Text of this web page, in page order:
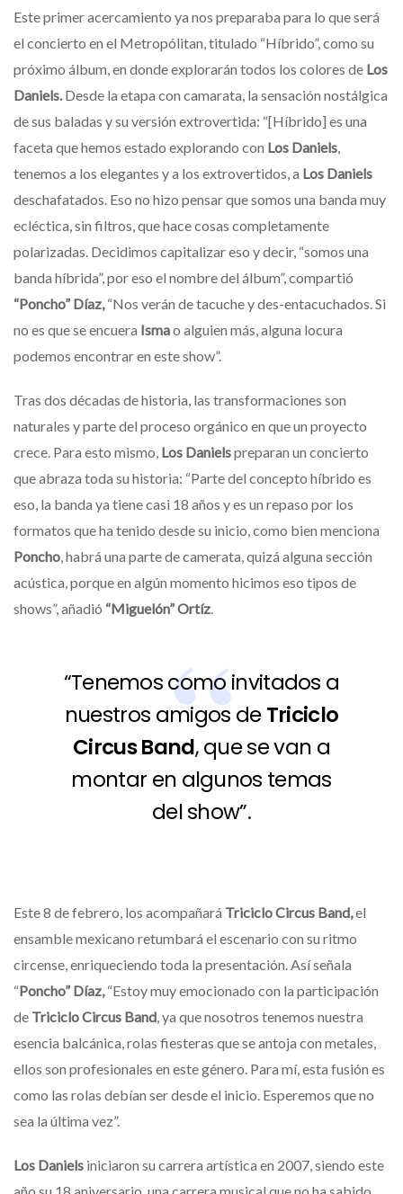
Este primer acercamiento ya nos preparaba para lo que será
el concierto en el Metropólitan, titulado “Híbrido”, como su
próximo álbum, en donde explorarán todos los colores de Los
Daniels.Desde la etapa con camarata, la sensación nostálgica
de sus baladas y su versión extrovertida: “[Híbrido] es una
faceta que hemos estado explorando con Los Daniels,
tenemos a los elegantes y a los extrovertidos, a Los Daniels
deschafatados. Eso no hizo pensar que somos una banda muy
ecléctica, sin filtros, que hace cosas completamente
polarizadas. Decidimos capitalizar eso y decir, “somos una
banda híbrida”, por eso el nombre del álbum”, compartió
“Poncho” Díaz,“Nos verán de tacuche y des-entacuchados. Si
no es que se encuera Ismao alguien más, alguna locura
podemos encontrar en este show”.
Tras dos décadas de historia, las transformaciones son
naturales y parte del proceso orgánico en que un proyecto
crece. Para esto mismo, Los Danielspreparan un concierto
que abraza toda su historia: “Parte del concepto híbrido es
eso, la banda ya tiene casi 18 años y es un repaso por los
formatos que ha tenido desde su inicio, como bien menciona
Poncho, habrá una parte de camerata, quizá alguna sección
acústica, porque en algún momento hicimos eso tipos de
shows”, añadió “Miguelón” Ortíz.
“Tenemos como invitados a
nuestros amigos deTriciclo
Circus Band, que se van a
montar en algunos temas
del show”.
Este 8 de febrero, los acompañará Triciclo Circus Band,el
ensamble mexicano retumbará el escenario con su ritmo
circense, enriqueciendo toda la presentación. Así señala
“Poncho” Díaz,“Estoy muy emocionado con la participación
de Triciclo Circus Band, ya que nosotros tenemos nuestra
esencia balcánica, rolas fiesteras que se antoja con metales,
ellos son profesionales en este género. Para mí, esta fusión es
como las rolas debían ser desde el inicio. Esperemos que no
sea la última vez”.
Los Daniels iniciaron su carrera artística en 2007, siendo este